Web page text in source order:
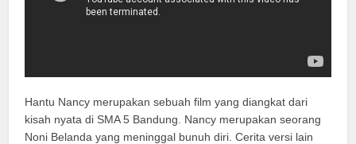
Hantu Nancy merupakan sebuah film yang diangkat dari
kisah nyata di SMA 5 Bandung. Nancy merupakan seorang
Noni Belanda yang meninggal bunuh diri. Cerita versi lain